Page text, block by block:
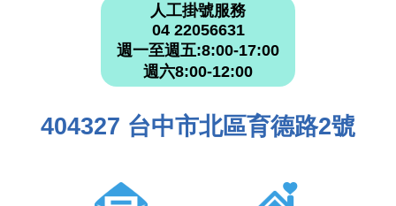
人工掛號服務
04 22056631
週一至週五:8:00-17:00
週六8:00-12:00
404327 台中市北區育德路2號